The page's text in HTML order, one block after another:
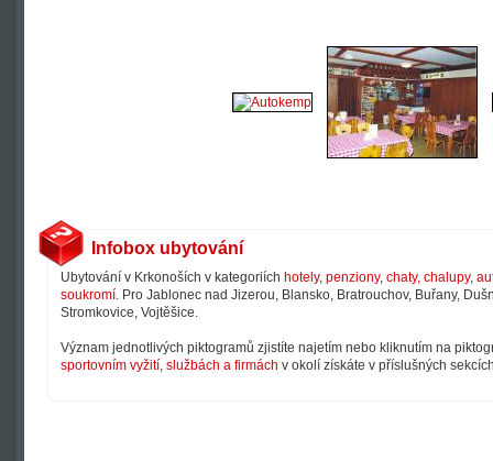
Infobox ubytování
Ubytování v Krkonoších v kategoriích hotely, penziony, chaty, chalupy,
soukromí. Pro Jablonec nad Jizerou, Blansko, Bratrouchov, Buřany,
Stromkovice, Vojtěšice.
Význam jednotlivých piktogramů zjistíte najetím nebo kliknutím na
sportovním vyžití, službách a firmách v okolí získáte v příslušných